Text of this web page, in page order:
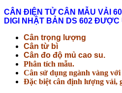
CÂN ĐIỆN TỬ CÂN MẪU VẢI
DIGI NHẬT BẢN DS 602 ĐƯỢC
Cân trọng lượng
Cân từ bì
Cân đo độ mủ cao su.
Phân tích mẫu.
Cân sử dụng ngành vàng với
Đặc biệt cân định lượng vải,